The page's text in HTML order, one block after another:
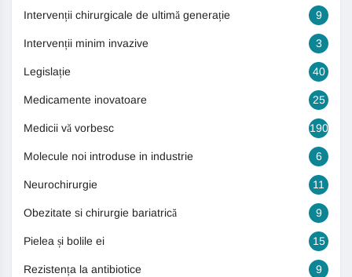
Intervenții chirurgicale de ultimă generație 9
Intervenții minim invazive 3
Legislație 40
Medicamente inovatoare 25
Medicii vă vorbesc 190
Molecule noi introduse in industrie 6
Neurochirurgie 11
Obezitate si chirurgie bariatrică 9
Pielea și bolile ei 15
Rezistența la antibiotice 9